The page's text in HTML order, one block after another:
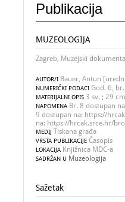
Publikacija
MUZEOLOGIJA
Zagreb, Muzejski
AUTOR/I Bauer, Antun
NUMERIČKI PODACI God. 6,
MATERIJALNI OPIS 3 sv. ; 29 cm
NAPOMENA Br. 8 dostupan
9 dostupan na: https://
na: https://hrcak.srce.hr/
MEDIJ Tiskana građa
VRSTA PUBLIKACIJE Časopis
LOKACIJA Knjižnica MDC-a
SADRŽAN U Muzeologija
Sažetak